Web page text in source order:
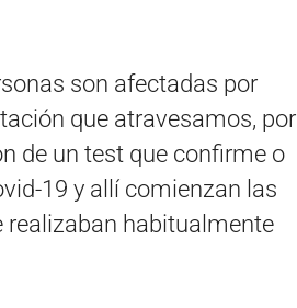
son afectadas por
que atravesamos, por
de un test que confirme o
19 y allí comienzan las
realizaban habitualmente